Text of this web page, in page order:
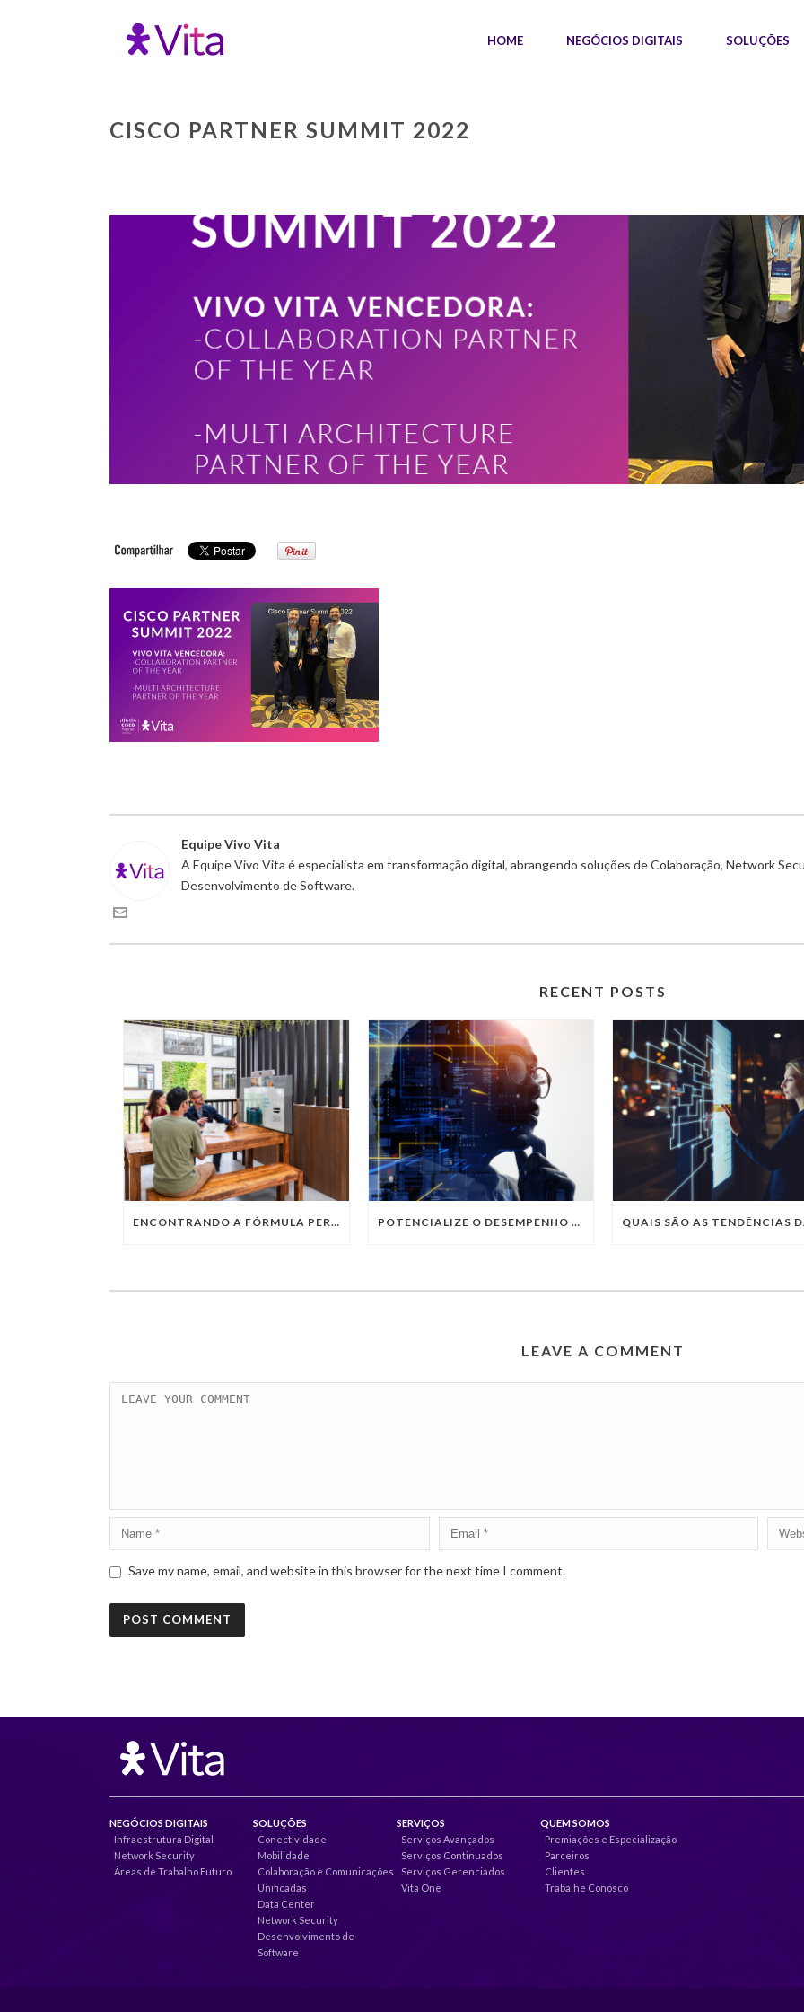
HOME NEGÓCIOS DIGITAIS SOLUÇÕES
CISCO PARTNER SUMMIT 2022
Equipe Vivo Vita
A Equipe Vivo Vita é especialista em transformação digital, abrangendo soluções de Colaboração, Network
Desenvolvimento de Software.
RECENT POSTS
ENCONTRANDO A FÓRMULA PERFEITA: TRABALHO PRESENCIAL, HOME OFFICE OU TRABALHO HÍBRIDO? POTENCIALIZE O DESEMPENHO DA SUA EMPRESA COM OS SERVIÇOS DE TI DA VIVO VITA
LEAVE A COMMENT
Save my name, email, and website in this browser for the next time I comment.
NEGÓCIOS DIGITAIS
Infraestrutura Digital
Network Security
Áreas de Trabalho Futuro
SOLUÇÕES
Conectividade
Mobilidade
Colaboração e Comunicações
Unificadas
Data Center
Network Security
Desenvolvimento de
Software
SERVIÇOS
Serviços Avançados
Serviços Continuados
Serviços Gerenciados
Vita One
QUEM SOMOS
Premiações e Especialização
Parceiros
Clientes
Trabalhe Conosco